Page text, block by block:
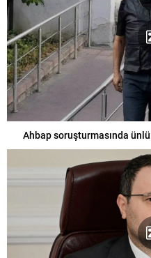
Ahbap soruşturmasında